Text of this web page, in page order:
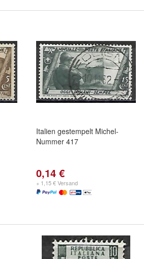
Italien gestempelt Michel-
Nummer 417
0,14 €
+ 1,15 € Versand